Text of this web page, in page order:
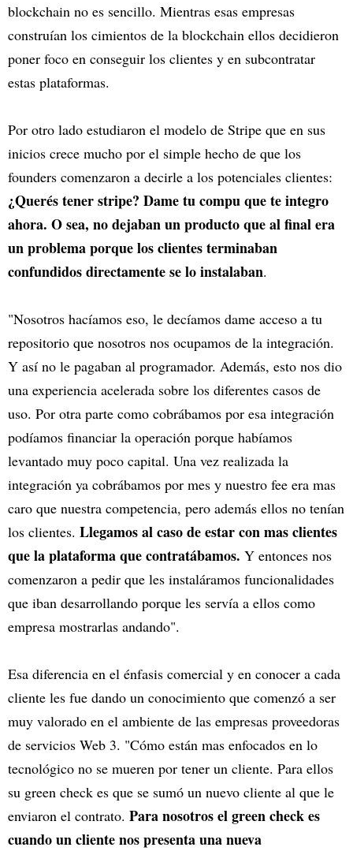
blockchain no es sencillo. Mientras esas empresas
construían los cimientos de la blockchain ellos decidieron
poner foco en conseguir los clientes y en subcontratar
estas plataformas.
Por otro lado estudiaron el modelo de Stripe que en sus
inicios crece mucho por el simple hecho de que los
founders comenzaron a decirle a los potenciales clientes:
¿Querés tener stripe? Dame tu compu que te integro
ahora. O sea, no dejaban un producto que al final era
un problema porque los clientes terminaban
confundidos directamente se lo instalaban.
"Nosotros hacíamos eso, le decíamos dame acceso a tu
repositorio que nosotros nos ocupamos de la integración.
Y así no le pagaban al programador. Además, esto nos dio
una experiencia acelerada sobre los diferentes casos de
uso. Por otra parte como cobrábamos por esa integración
podíamos financiar la operación porque habíamos
levantado muy poco capital. Una vez realizada la
integración ya cobrábamos por mes y nuestro fee era mas
caro que nuestra competencia, pero además ellos no tenían
los clientes. Llegamos al caso de estar con mas clientes
que la plataforma que contratábamos. Y entonces nos
comenzaron a pedir que les instaláramos funcionalidades
que iban desarrollando porque les servía a ellos como
empresa mostrarlas andando".
Esa diferencia en el énfasis comercial y en conocer a cada
cliente les fue dando un conocimiento que comenzó a ser
muy valorado en el ambiente de las empresas proveedoras
de servicios Web 3. "Cómo están mas enfocados en lo
tecnológico no se mueren por tener un cliente. Para ellos
su green check es que se sumó un nuevo cliente al que le
enviaron el contrato. Para nosotros el green check es
cuando un cliente nos presenta una nueva